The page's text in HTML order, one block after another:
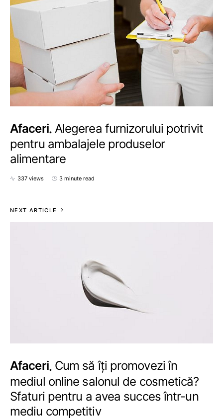
Afaceri Alegerea furnizorului potrivit
pentru ambalajele produselor
alimentare
337 views 3 minute read
NEXT ARTICLE
Afaceri Cum să îți promovezi în
mediul online salonul de cosmetică?
Sfaturi pentru a avea succes într-un
mediu competitiv